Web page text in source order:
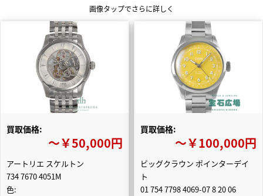
画像タップでさらに詳しく
買取価格:
〜￥50,000円
アートリエ スケルトン
734 7670 4051M
色:
買取価格:
〜￥100,000円
ビッグクラウン ポインターデイ
ト
01 754 7798 4069-07 8 20 06